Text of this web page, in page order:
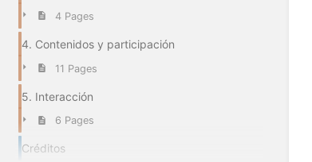
4 Pages
4. Contenidos y participación
11 Pages
5. Interacción
6 Pages
Créditos